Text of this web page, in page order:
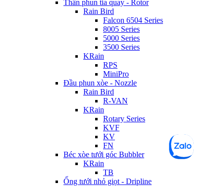
Thân phun tia quay - Rotor
Rain Bird
Falcon 6504 Series
8005 Series
5000 Series
3500 Series
KRain
RPS
MiniPro
Đầu phun xòe - Nozzle
Rain Bird
R-VAN
KRain
Rotary Series
KVF
KV
FN
Béc xòe tưới góc Bubbler
KRain
TB
Ống tưới nhỏ giọt - Dripline